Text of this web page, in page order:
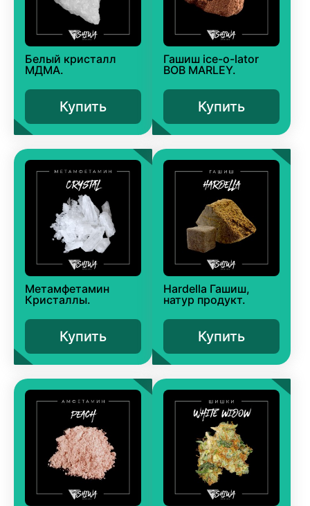
Белый кристалл
МДМА.
Купить
Гашиш ice-o-lator
BOB MARLEY.
Купить
Метамфетамин
Кристаллы.
Купить
Hardella Гашиш,
натур продукт.
Купить